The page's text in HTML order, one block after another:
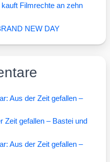
Filmrechte an zehn
NEW DAY
Aus der Zeit gefallen –
Zeit gefallen – Bastei und
Aus der Zeit gefallen –